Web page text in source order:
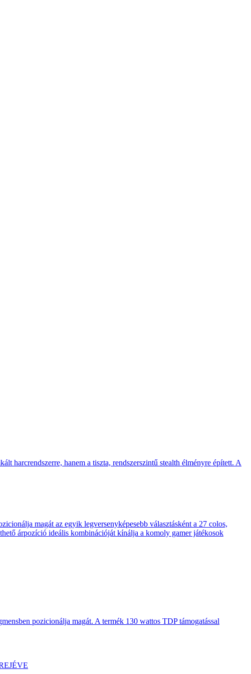
harcrendszerre, hanem a tiszta, rendszerszintű stealth élményre épített. A
magát az egyik legversenyképesebb választásként a 27 colos,
árpozíció ideális kombinációját kínálja a komoly gamer játékosok
pozicionálja magát. A termék 130 wattos TDP támogatással